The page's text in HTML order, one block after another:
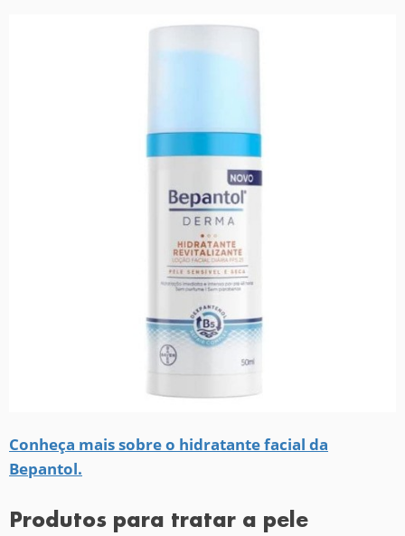
Conheça mais sobre o hidratante facial da
Bepantol.
Produtos para tratar a pele